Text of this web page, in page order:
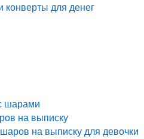
конверты для денег
шарами
на выписку
на выписку для девочки